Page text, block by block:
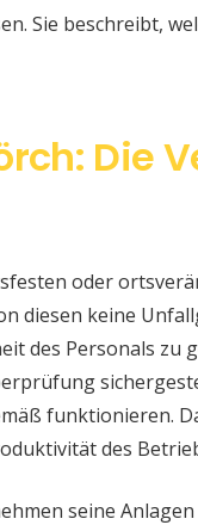
Sie beschreibt,
Die
oder
diesen keine
des Personals
funktionieren.
des
seine